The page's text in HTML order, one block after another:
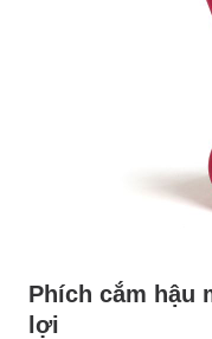
Phích cắm hậu
lợi